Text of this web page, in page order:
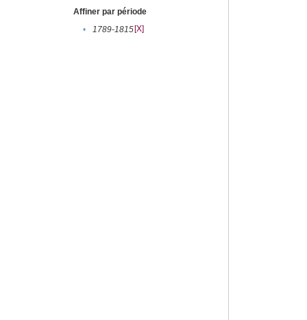
Affiner par période
•
1789-1815[X]